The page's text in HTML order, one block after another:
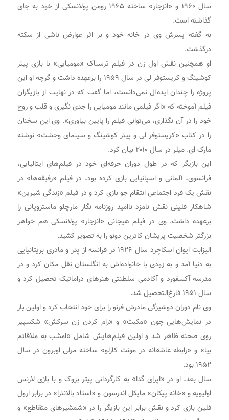
سال ۱۹۶۰ و «انزجار» ساخته ۱۹۶۵ رومن پولانسکی از خود به جای
گذاشته است.
به گفته پسرش وی در خانه خود و بر اثر عوارض ناشی از سکته
درگذشت.
او همچنین نقش اول زن در فیلم ترسناک «مومیایی» با بازی پیتر
کوشینگ و کریستوفر لی در سال ۱۹۵۹ را برعهده داشت و گرچه او این
پروژه را چندان ایده‌آل نمی‌دانست، اما گفت که در نهایت از بازیگران
فیلم آموخته که «اگر فیلمی مانند مومیایی را جدی نگیری و قلب و روح
خود را در آن نگذاری، می‌توانی فیلم را پایین بیاوری». وی این سخنان
را در کتاب «کریستوفر لی و پیتر کوشینگ و سینمای وحشت» نوشته
مارک ای. میلر در سال ۲۰۱۰ بیان کرد.
این بازیگر که در طول دوران حرفه‌ای خود در فیلم‌های ایتالیایی،
فرانسوی، آلمانی و اسپانیایی بازی کرده بود، در فیلم «رفیقه‌ها» در
نقش یک فرد اجتماعی انتقام جو بازی کرد و در فیلم «زندگی شیرین»
شاهکار فلینی نقش نامزد ناامید روزنامه نگار مارچلو ماسترویانی را
برعهده داشت. وی در فیلم هیجانی «انزجار» پولانسکی هم خواهر
بزرگتر شخصیت پریشان کاترین دونو را به تصویر کشید.
الیزابت ایوان اسکاچرد سال ۱۹۲۶ در فرانسه از پدر و مادری بریتانیایی
به دنیا آمد و به زودی با خانواده‌اش به انگلستان نقل مکان کرد و در
مدرسه آکسفورد و آکادمی سلطنتی هنرهای دراماتیک تحصیل کرد و
سال ۱۹۵۱ فارغ‌التحصیل شد.
وی نام دوران دوشیزگی مادرش فرنو را برای خود انتخاب کرد و اولین بار
در نمایش‌هایی چون «مکبث» و «رام کردن زن سرکش» شکسپیر
روی صحنه ظاهر شد و اولین فیلم‌هایش شامل «امشب به ملاقاتم
بیا» و «رابطه عاشقانه در مونت کارلو» ساخته مرلی اوبرون در سال
۱۹۵۲ بود.
سال بعد، او در «اپرای گدا» به کارگردانی پیتر بروک و با بازی لارنس
اولیویه و «خانه پیکان» مایکل اندرسون و «استاد بالانترا» در برابر ارول
فلین بازی کرد و نقش برابر این بازیگر را در «شمشیرهای متقاطع» و